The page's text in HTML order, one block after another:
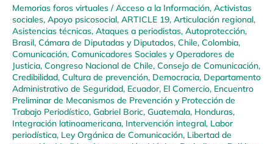
Memorias foros virtuales /Acceso a la Información, Activistas
sociales, Apoyo psicosocial, ARTICLE 19, Articulación regional,
Asistencias técnicas, Ataques a periodistas, Autoprotección,
Brasil, Cámara de Diputadas y Diputados, Chile, Colombia,
Comunicación, Comunicadores Sociales y Operadores de
Justicia, Congreso Nacional de Chile, Consejo de Comunicación,
Credibilidad, Cultura de prevención, Democracia, Departamento
Administrativo de Seguridad, Ecuador, El Comercio, Encuentro
Preliminar de Mecanismos de Prevención y Protección de
Trabajo Periodístico, Gabriel Boric, Guatemala, Honduras,
Integración latinoamericana, Intervención integral, Labor
periodística, Ley Orgánica de Comunicación, Libertad de